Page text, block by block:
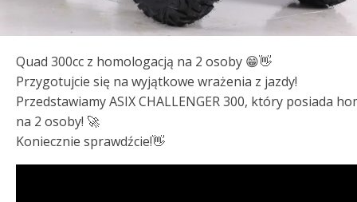
Quad 300cc z homologacją na 2 osoby 😁👋
Przygotujcie się na wyjątkowe wrażenia z jazdy!
Przedstawiamy ASIX CHALLENGER 300, który posiada
na 2 osoby! 🚀
Koniecznie sprawdźcie!👋